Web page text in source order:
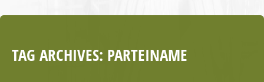
TAG ARCHIVES: PARTEINAME